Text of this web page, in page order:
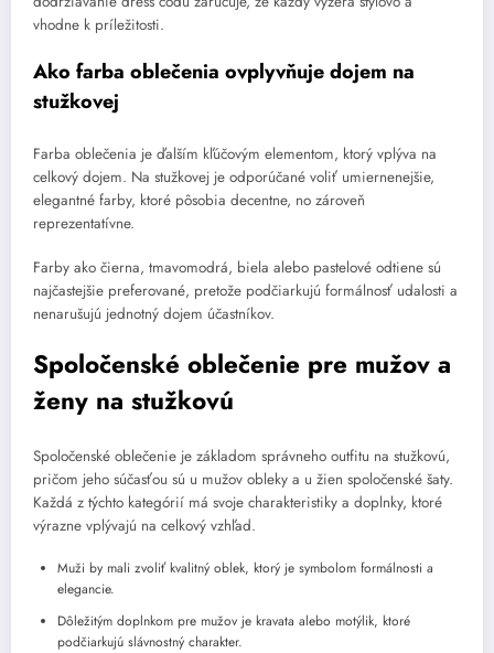
vhodne k príležitosti.
Ako farba oblečenia ovplyvňuje dojem na
stužkovej
Farba oblečenia je ďalším kľúčovým elementom, ktorý vplýva na
celkový dojem. Na stužkovej je odporúčané voliť umiernenejšie,
elegantné farby, ktoré pôsobia decentne, no zároveň
reprezentatívne.
Farby ako čierna, tmavomodrá, biela alebo pastelové odtiene sú
najčastejšie preferované, pretože podčiarkujú formálnosť udalosti a
nenarušujú jednotný dojem účastníkov.
Spoločenské oblečenie pre mužov a
ženy na stužkovú
Spoločenské oblečenie je základom správneho outfitu na stužkovú,
pričom jeho súčasťou sú u mužov obleky a u žien spoločenské šaty.
Každá z týchto kategórií má svoje charakteristiky a doplnky, ktoré
výrazne vplývajú na celkový vzhľad.
Muži by mali zvoliť kvalitný oblek, ktorý je symbolom formálnosti a
elegancie.
Dôležitým doplnkom pre mužov je kravata alebo motýlik, ktoré
podčiarkujú slávnostný charakter.